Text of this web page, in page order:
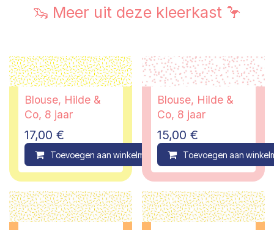
🦦 Meer uit deze kleerkast 🦩
Blouse, Hilde &
Co, 8 jaar
17,00 €
Toevoegen aan winkelmandje Compare
Blouse, Hilde &
Co, 8 jaar
15,00 €
Toevoegen aan